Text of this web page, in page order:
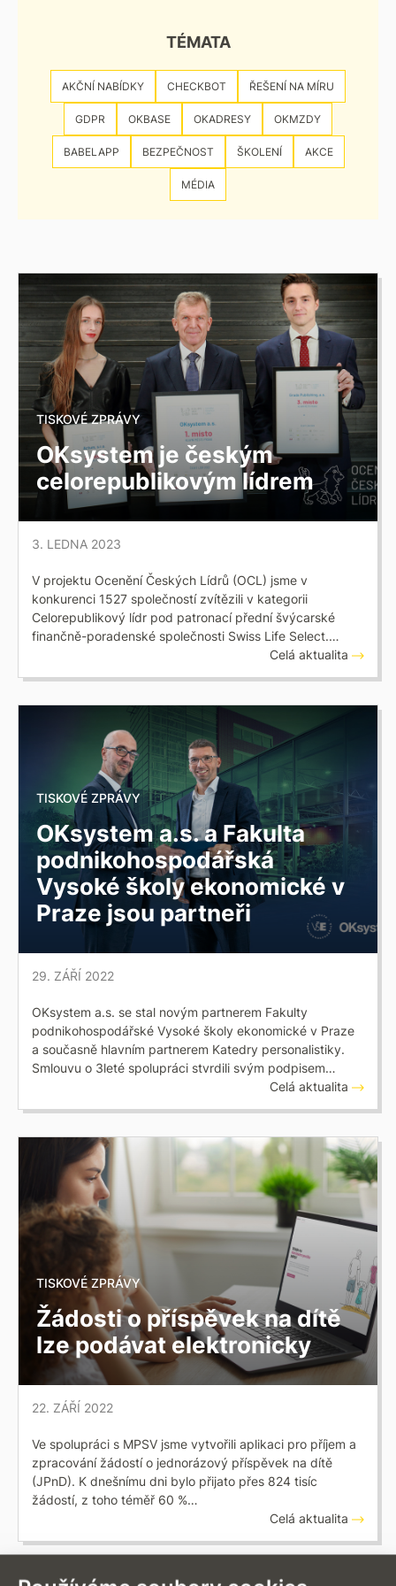
TÉMATA
AKČNÍ NABÍDKY CHECKBOT ŘEŠENÍ NA MÍRU
GDPR OKBASE OKADRESY OKMZDY
BABELAPP BEZPEČNOST ŠKOLENÍ AKCE
MÉDIA
TISKOVÉ ZPRÁVY
OKsystem je českým
celorepublikovým lídrem
3. LEDNA 2023
V projektu Ocenění Českých Lídrů (OCL) jsme v
konkurenci 1527 společností zvítězili v kategorii
Celorepublikový lídr pod patronací přední švýcarské
finančně-poradenské společnosti Swiss Life Select.…
Celá aktualita
TISKOVÉ ZPRÁVY
OKsystem a.s. a Fakulta
podnikohospodářská
Vysoké školy ekonomické v
Praze jsou partneři
29. ZÁŘÍ 2022
OKsystem a.s. se stal novým partnerem Fakulty
podnikohospodářské Vysoké školy ekonomické v Praze
a současně hlavním partnerem Katedry personalistiky.
Smlouvu o 3leté spolupráci stvrdili svým podpisem…
Celá aktualita
TISKOVÉ ZPRÁVY
Žádosti o příspěvek na dítě
lze podávat elektronicky
22. ZÁŘÍ 2022
Ve spolupráci s MPSV jsme vytvořili aplikaci pro příjem a
zpracování žádostí o jednorázový příspěvek na dítě
(JPnD). K dnešnímu dni bylo přijato přes 824 tisíc
žádostí, z toho téměř 60 %…
Celá aktualita